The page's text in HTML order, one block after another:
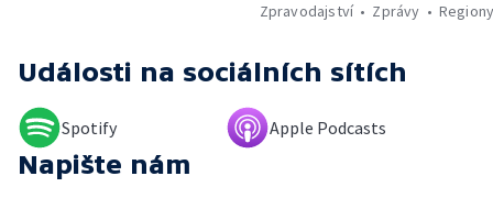
Zpravodajství
Zprávy
Události na sociálních sítích
Spotify Apple Podcasts
Napište nám